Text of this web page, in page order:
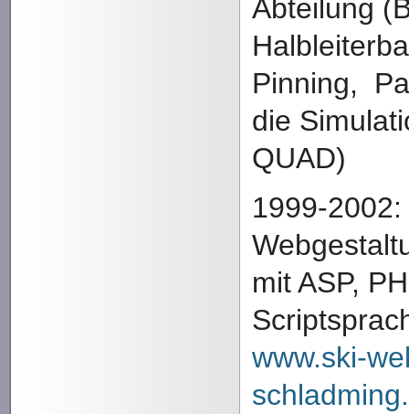
Abteilung
Pinning,
die
QUAD)
1999-2002:
mit ASP,
www.ski-